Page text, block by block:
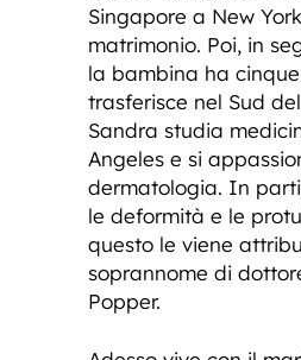
Singapore a New
matrimonio. Poi, in
la bambina ha
trasferisce nel Sud
Sandra studia
Angeles e si
dermatologia. In
le deformità e le
questo le viene
soprannome di
Popper.